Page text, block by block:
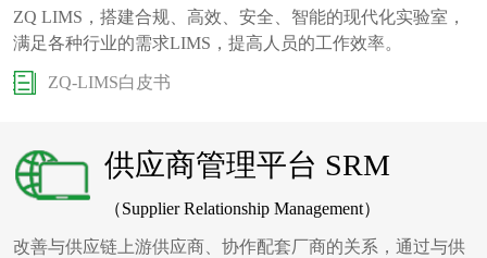
ZQ LIMS，搭建合规、高效、安全、智能的现代化实验室，
满足各种行业的需求LIMS，提高人员的工作效率。
ZQ-LIMS白皮书
供应商管理平台 SRM
（Supplier Relationship Management）
改善与供应链上游供应商、协作配套厂商的关系，通过与供